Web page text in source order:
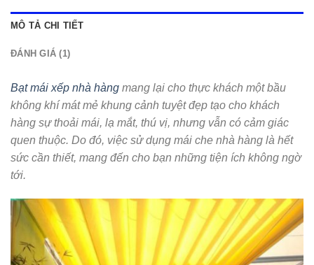
MÔ TẢ CHI TIẾT
ĐÁNH GIÁ (1)
Bạt mái xếp nhà hàng mang lại cho thực khách một bầu
không khí mát mẻ khung cảnh tuyệt đẹp tạo cho khách
hàng sự thoải mái, lạ mắt, thú vị, nhưng vẫn có cảm giác
quen thuộc. Do đó, việc sử dụng mái che nhà hàng là hết
sức cần thiết, mang đến cho bạn những tiện ích không ngờ
tới.